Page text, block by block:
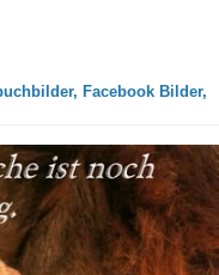
Facebook Bilder,